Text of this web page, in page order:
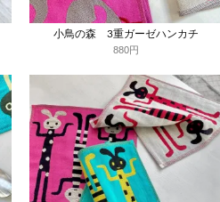
小鳥の森 3重ガーゼハンカチ
880円